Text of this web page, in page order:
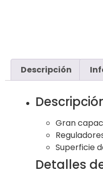
Descripción
Gran
Superficie
Detalles